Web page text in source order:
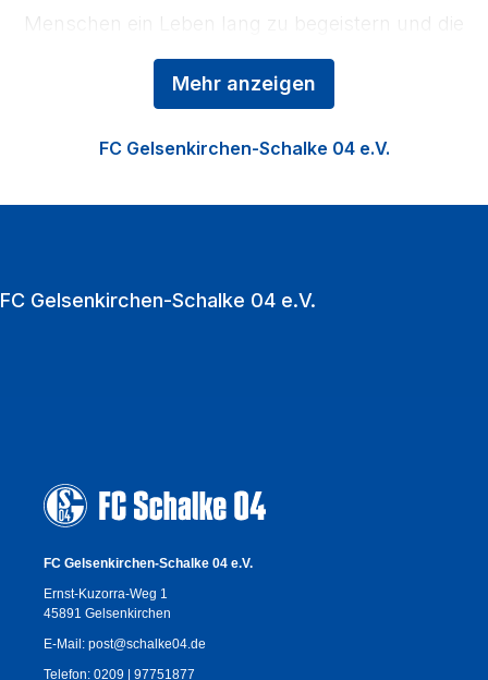
Mehr anzeigen
Region zu stärken. Das Kerngeschäft der
Königsblauen ist der Profifußball, ergänzt durch die
VELTINS‑Arena als multifunktionale Event‑Location.
FC Gelsenkirchen-Schalke 04 e.V.
FC Gelsenkirchen-Schalke 04 e.V.